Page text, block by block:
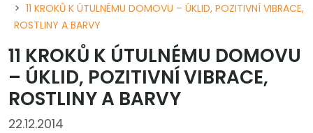
11 KROKŮ K ÚTULNÉMU DOMOVU – ÚKLID, POZITIVNÍ VIBRACE,
ROSTLINY A BARVY
11 KROKŮ K ÚTULNÉMU DOMOVU
– ÚKLID, POZITIVNÍ VIBRACE,
ROSTLINY A BARVY
22.12.2014